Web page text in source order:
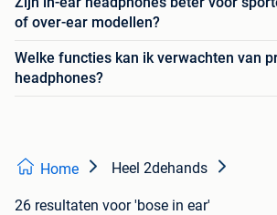
of over-ear modellen?
Welke functies kan ik verwachten van
headphones?
Home Heel 2dehands
26 resultaten voor 'bose in ear'